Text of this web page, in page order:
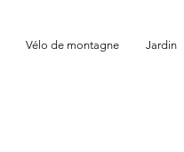
Vélo de montagne Jardin